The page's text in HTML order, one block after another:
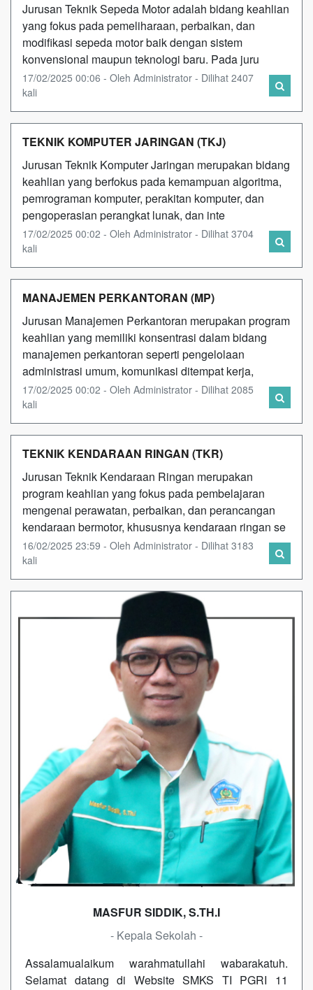
Jurusan Teknik Sepeda Motor adalah bidang keahlian
yang fokus pada pemeliharaan, perbaikan, dan
modifikasi sepeda motor baik dengan sistem
konvensional maupun teknologi baru. Pada juru
17/02/2025 00:06 - Oleh Administrator - Dilihat 2407
kali
TEKNIK KOMPUTER JARINGAN (TKJ)
Jurusan Teknik Komputer Jaringan merupakan bidang
keahlian yang berfokus pada kemampuan algoritma,
pemrograman komputer, perakitan komputer, dan
pengoperasian perangkat lunak, dan inte
17/02/2025 00:02 - Oleh Administrator - Dilihat 3704
kali
MANAJEMEN PERKANTORAN (MP)
Jurusan Manajemen Perkantoran merupakan program
keahlian yang memiliki konsentrasi dalam bidang
manajemen perkantoran seperti pengelolaan
administrasi umum, komunikasi ditempat kerja,
17/02/2025 00:02 - Oleh Administrator - Dilihat 2085
kali
TEKNIK KENDARAAN RINGAN (TKR)
Jurusan Teknik Kendaraan Ringan merupakan
program keahlian yang fokus pada pembelajaran
mengenai perawatan, perbaikan, dan perancangan
kendaraan bermotor, khususnya kendaraan ringan se
16/02/2025 23:59 - Oleh Administrator - Dilihat 3183
kali
MASFUR SIDDIK, S.TH.I
- Kepala Sekolah -
Assalamualaikum warahmatullahi wabarakatuh.
Selamat datang di Website SMKS TI PGRI 11